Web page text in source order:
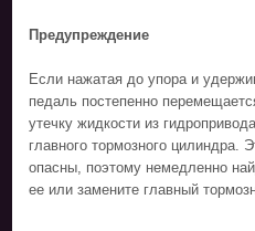
Предупреждение
Если нажатая до упора и
педаль постепенно
утечку жидкости из
главного тормозного цилиндра.
опасны, поэтому немедленно
ее или замените главный